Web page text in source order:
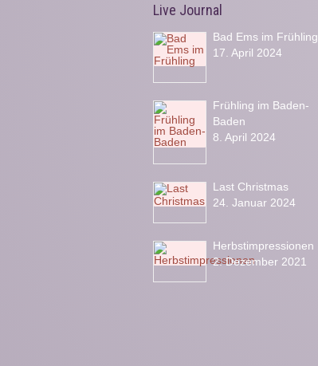
Live Journal
Bad Ems im Frühling
17. April 2024
Frühling im Baden-
Baden
8. April 2024
Last Christmas
24. Januar 2024
Herbstimpressionen
2. Dezember 2021